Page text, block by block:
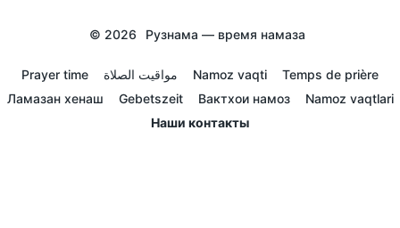
© 2026 Рузнама — время намаза
Prayer time مواقيت الصلاة Namoz vaqti
Temps de prière
Ламазан хенаш
Gebetszeit Вактхои намоз
Namoz vaqtlari
Наши контакты